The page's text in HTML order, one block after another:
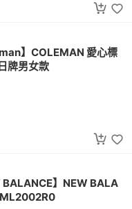
】COLEMAN 愛心標
牌男女款
BALANCE】NEW BALA
ML2002R0